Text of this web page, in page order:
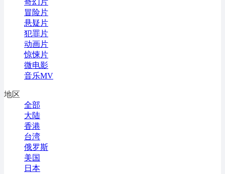
奇幻片
冒险片
悬疑片
犯罪片
动画片
惊悚片
微电影
音乐MV
地区
全部
大陆
香港
台湾
俄罗斯
美国
日本